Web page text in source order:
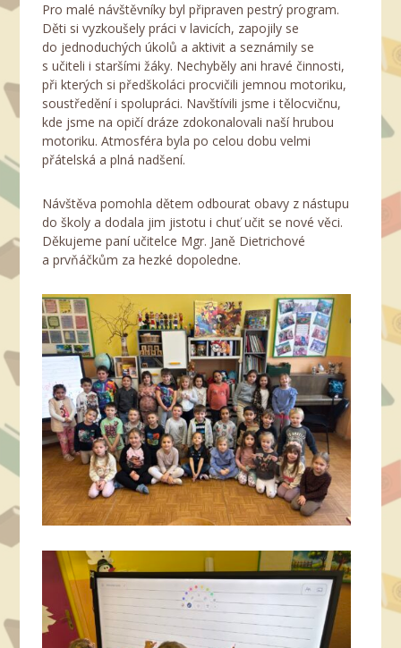
Pro malé návštěvníky byl připraven pestrý program.
Děti si vyzkoušely práci v lavicích, zapojily se
do jednoduchých úkolů a aktivit a seznámily se
s učiteli i staršími žáky. Nechyběly ani hravé činnosti,
při kterých si předškoláci procvičili jemnou motoriku,
soustředění i spolupráci. Navštívili jsme i tělocvičnu,
kde jsme na opičí dráze zdokonalovali naší hrubou
motoriku. Atmosféra byla po celou dobu velmi
přátelská a plná nadšení.
Návštěva pomohla dětem odbourat obavy z nástupu
do školy a dodala jim jistotu i chuť učit se nové věci.
Děkujeme paní učitelce Mgr. Janě Dietrichové
a prvňáčkům za hezké dopoledne.